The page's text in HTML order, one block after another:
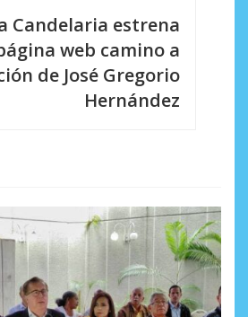
Candelaria estrena
web camino a
de José Gregorio
Hernández